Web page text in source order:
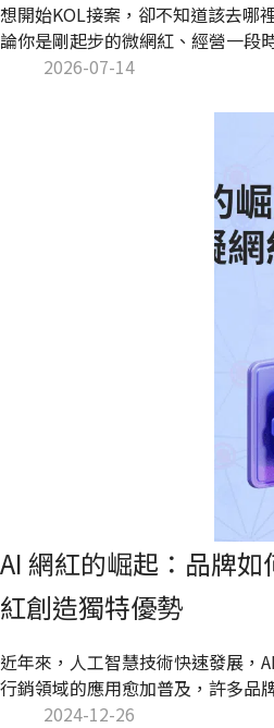
想開始KOL接案，卻不知道該去哪
論你是剛起步的微網紅、經營一段
還是已經有穩定粉絲的KOL，接案
社群內容，也可以透過KOL媒合平
2026-07-14
AI 網紅的崛起：品牌如
紅創造獨特優勢
近年來，人工智慧技術快速發展，
行銷領域的應用愈加普及，許多品
術與 AI 網紅合作，建立具科技感的
2024-12-26